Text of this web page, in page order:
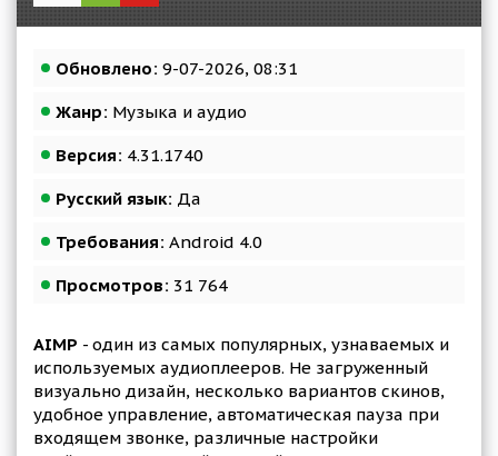
Обновлено: 9-07-2026, 08:31
Жанр: Музыка и аудио
Версия: 4.31.1740
Русский язык: Да
Требования: Android 4.0
Просмотров: 31 764
AIMP - один из самых популярных, узнаваемых и
используемых аудиоплееров. Не загруженный
визуально дизайн, несколько вариантов скинов,
удобное управление, автоматическая пауза при
входящем звонке, различные настройки